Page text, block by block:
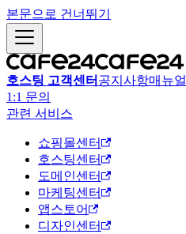
본문으로 건너뛰기
호스팅 고객센터 공지사항매뉴얼
1:1 문의
관련 서비스
쇼핑몰센터
호스팅센터
도메인센터
마케팅센터
앱스토어
디자인센터